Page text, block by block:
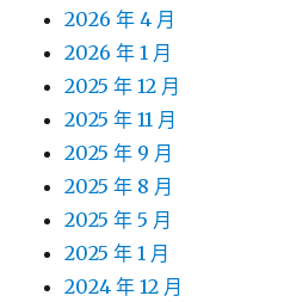
2026 年 4 月
2026 年 1 月
2025 年 12 月
2025 年 11 月
2025 年 9 月
2025 年 8 月
2025 年 5 月
2025 年 1 月
2024 年 12 月